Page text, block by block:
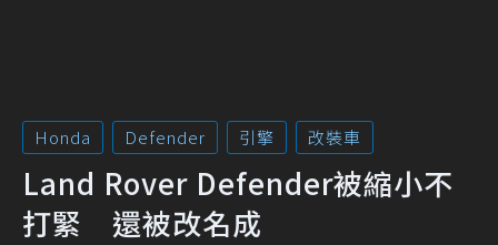
Honda Defender 引擎 改裝車
Land Rover Defender被縮小不
打緊 還被改名成